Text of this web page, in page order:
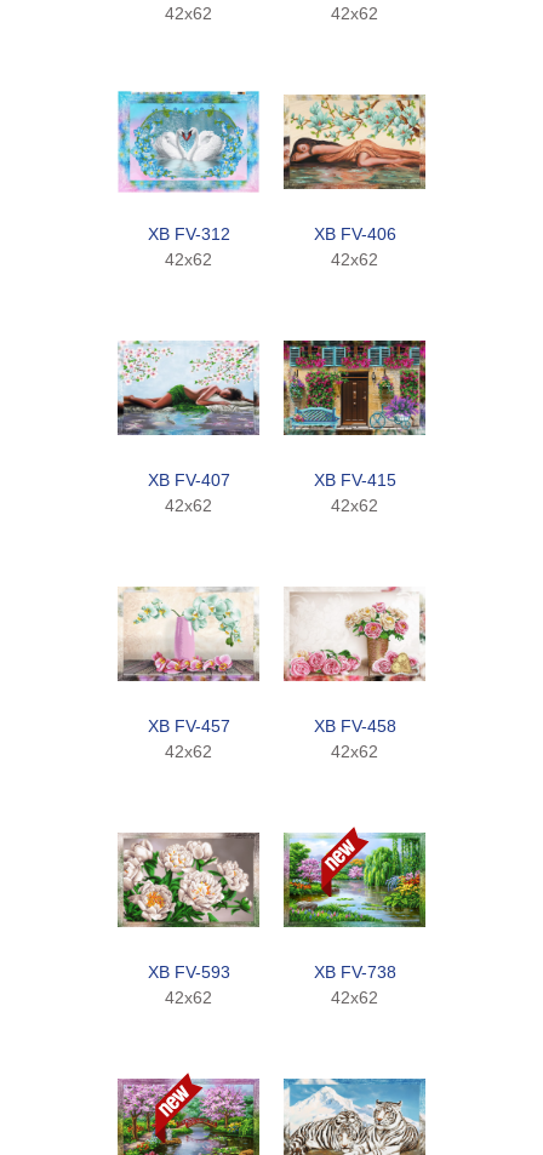
42x62
42x62
XB FV-312
42x62
XB FV-406
42x62
XB FV-407
42x62
XB FV-415
42x62
XB FV-457
42x62
XB FV-458
42x62
XB FV-593
42x62
XB FV-738
42x62